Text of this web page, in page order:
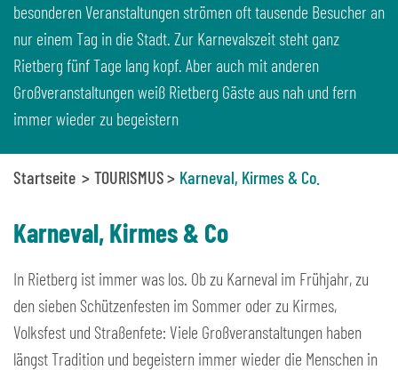
besonderen Veranstaltungen strömen oft tausende Besucher an
nur einem Tag in die Stadt. Zur Karnevalszeit steht ganz
Rietberg fünf Tage lang kopf. Aber auch mit anderen
Großveranstaltungen weiß Rietberg Gäste aus nah und fern
immer wieder zu begeistern
Startseite TOURISMUS Karneval, Kirmes & Co.
Karneval, Kirmes & Co
In Rietberg ist immer was los. Ob zu Karneval im Frühjahr, zu
den sieben Schützenfesten im Sommer oder zu Kirmes,
Volksfest und Straßenfete: Viele Großveranstaltungen haben
längst Tradition und begeistern immer wieder die Menschen in